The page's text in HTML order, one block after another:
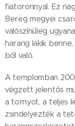
fiatoronnyal. Ez
Bereg megyei
valószínűleg
harang lakik
ből való.
A templomban
végzett jelentős
a tornyot, a teljes
zsindelyezték a